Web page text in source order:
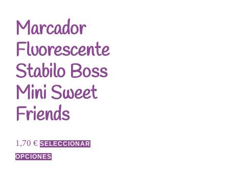
Marcador
Fluorescente
Stabilo Boss
Mini Sweet
Friends
1,70 € SELECCIONAR
OPCIONES